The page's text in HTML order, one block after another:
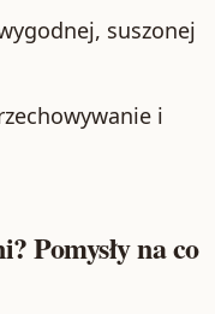
suszonej
i
Pomysły na co